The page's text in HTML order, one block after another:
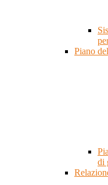
Piano
di